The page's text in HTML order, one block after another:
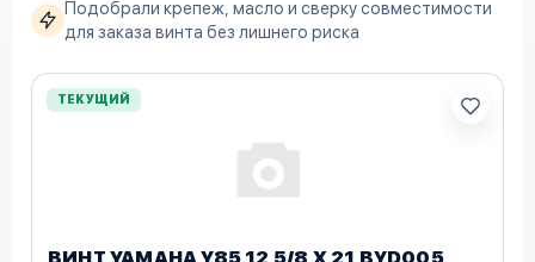
Подобрали крепеж, масло и сверку совместимости
для заказа винта без лишнего риска
ТЕКУЩИЙ